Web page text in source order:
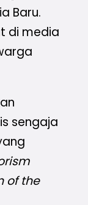
Baru.
di media
sengaja
of the